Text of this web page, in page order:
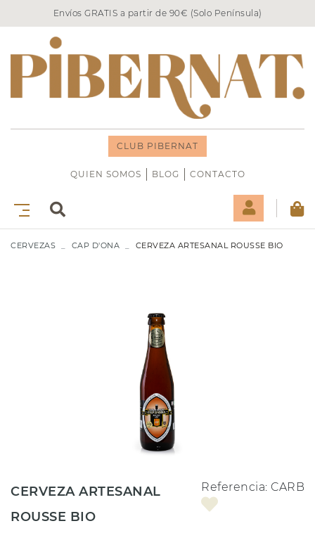
Envíos GRATIS a partir de 90€ (Solo Península)
CLUB PIBERNAT
QUIEN SOMOS BLOG CONTACTO
CERVEZAS CAP D'ONA CERVEZA ARTESANAL ROUSSE BIO
CERVEZA ARTESANAL
ROUSSE BIO
Referencia: CARB